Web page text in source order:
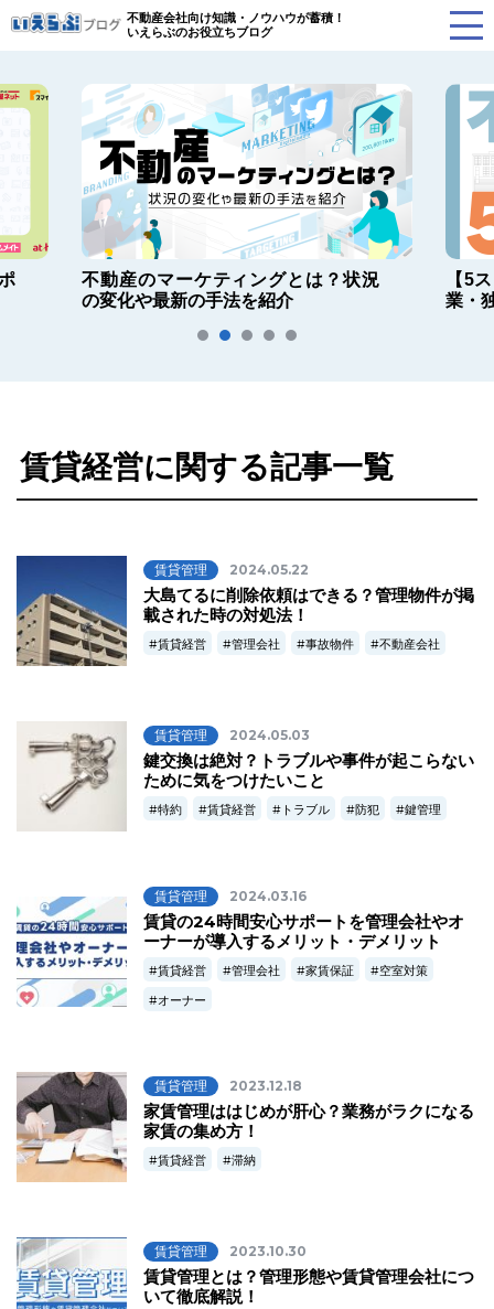
不動産会社向け知識・ノウハウが蓄積！
いえらぶのお役立ちブログ
不動産のマーケティングとは？状況
の変化や最新の手法を紹介
【5
業・
賃貸経営に関する記事一覧
賃貸管理 2024.05.22
大島てるに削除依頼はできる？管理物件が掲
載された時の対処法！
賃貸経営 管理会社 事故物件 不動産会社
賃貸管理 2024.05.03
鍵交換は絶対？トラブルや事件が起こらない
ために気をつけたいこと
特約 賃貸経営 トラブル 防犯 鍵管理
賃貸管理 2024.03.16
賃貸の24時間安心サポートを管理会社やオ
ーナーが導入するメリット・デメリット
賃貸経営 管理会社 家賃保証
空室対策
オーナー
賃貸管理 2023.12.18
家賃管理ははじめが肝心？業務がラクになる
家賃の集め方！
賃貸経営 滞納
賃貸管理 2023.10.30
賃貸管理とは？管理形態や賃貸管理会社につ
いて徹底解説！